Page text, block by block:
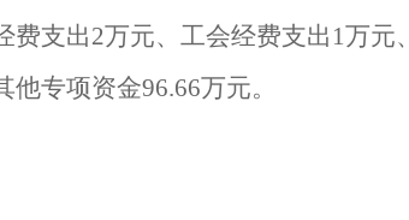
费支出2万元、工会经费支出 1万元
他专项资金96.66万元。